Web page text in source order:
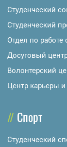
Студенческий
Студенческий
Отдел по
Досуговый
Волонтерский
Центр карьеры
Спорт
Студенческий